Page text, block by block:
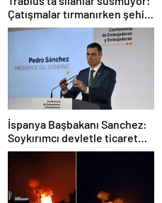
Çatışmalar tırmanırken şehir
alarmda
İspanya Başbakanı Sanchez:
Soykırımcı devletle ticaret
yapmayız